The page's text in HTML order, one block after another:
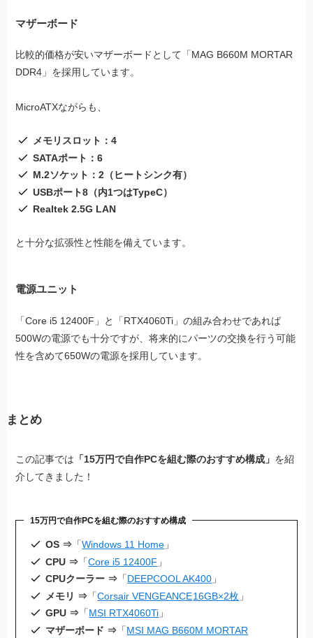
マザーボード
比較的価格が安いマザーボードとして「MAG B660M MORTAR
DDR4」を採用しています。
MicroATXながらも、
メモリスロット：4
SATAポート：6
M.2ソケット：2（ヒートシンク有）
USBポート8（内1つはTypeC）
Realtek 2.5G LAN
と十分な拡張性と性能を備えています。
電源ユニット
「Core i5 12400F」と「RTX4060Ti」の組み合わせであれば
500Wの電源でも十分ですが、将来的にパーツの交換を行う可能
性を含めて650Wの電源を採用しています。
まとめ
この記事では 「15万円で自作PCを組む際のおすすめ構成」 を紹
介してきました！
15万円で自作PCを組む際のおすすめ構成
OS ⇒ 「Windows 11 Home 」
CPU ⇒ 「Core i5 12400F 」
CPUクーラー ⇒ 「DEEPCOOL AK400 」
メモリ ⇒ 「Corsair VENGEANCE16GB×2枚 」
GPU ⇒ 「MSI RTX4060Ti 」
マザーボード ⇒ 「MSI MAG B660M MORTAR